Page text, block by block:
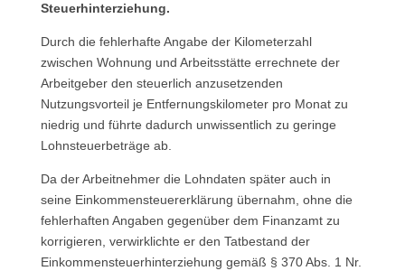
Steuerhinterziehung.
Durch die fehlerhafte Angabe der Kilometerzahl
zwischen Wohnung und Arbeitsstätte errechnete der
Arbeitgeber den steuerlich anzusetzenden
Nutzungsvorteil je Entfernungskilometer pro Monat zu
niedrig und führte dadurch unwissentlich zu geringe
Lohnsteuerbeträge ab.
Da der Arbeitnehmer die Lohndaten später auch in
seine Einkommensteuererklärung übernahm, ohne die
fehlerhaften Angaben gegenüber dem Finanzamt zu
korrigieren, verwirklichte er den Tatbestand der
Einkommensteuerhinterziehung gemäß § 370 Abs. 1 Nr.